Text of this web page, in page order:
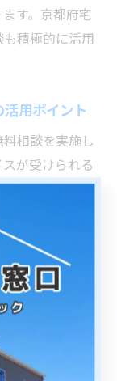
す。京都府宅
積極的に活用
用ポイント
相談を実施し
が受けられる
の適正化、法
ています。
や質問事項を
で、より具体
窓口の予約状
しょう。
や地域の不動
複数の窓口を